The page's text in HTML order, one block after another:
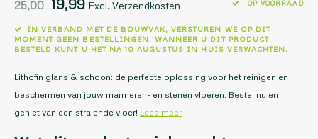
25,00 19,99 Excl. Verzendkosten OP VOORRAAD
IN VERBAND MET DE BOUWVAK, VERSTUREN WE OP DIT
MOMENT GEEN BESTELLINGEN. WANNEER U DIT PRODUCT
BESTELD KUNT U HET NA 10 AUGUSTUS IN HUIS VERWACHTEN.
Lithofin glans & schoon: de perfecte oplossing voor het reinigen en
beschermen van jouw marmeren- en stenen vloeren. Bestel nu en
geniet van een stralende vloer! Lees meer